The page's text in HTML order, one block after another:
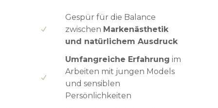
Gespür für die Balance
zwischen Markenästhetik
und natürlichem Ausdruck
Umfangreiche Erfahrung im
Arbeiten mit jungen Models
und sensiblen
Persönlichkeiten